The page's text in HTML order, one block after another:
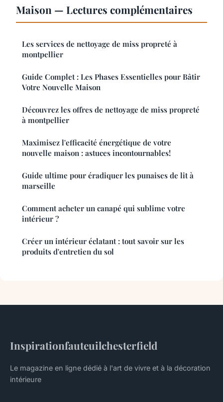
Maison — Lectures complémentaires
Les services de nettoyage de miss propreté à
montpellier
Guide Complet : Les Phases Essentielles pour Bâtir
Votre Nouvelle Maison
Découvrez les offres de nettoyage de miss propreté
à montpellier
Maximisez l'efficacité énergétique de votre
nouvelle maison : astuces incontournables!
Guide ultime pour éradiquer les punaises de lit à
marseille
Comment acheter un canapé qui sublime votre
intérieur ?
Créer un intérieur éclatant : tout savoir sur les
produits d'entretien du sol
Inspirationfauteuilchesterfield
Le magazine en ligne dédié à l'art de vivre et à la décoration
intérieure